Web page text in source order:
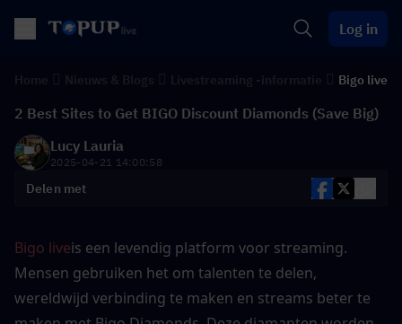
Log in
Bigo live
2 Best Sites to Get BIGO Discount Diamonds (Save Big)
Lucy Lauria
2025-04-21 14:00:58
Delen met
Bigo liveis een levendig platform voor streaming.
Mensen gebruiken het om talenten te delen,
wereldwijd verbinding te maken en streams beter te